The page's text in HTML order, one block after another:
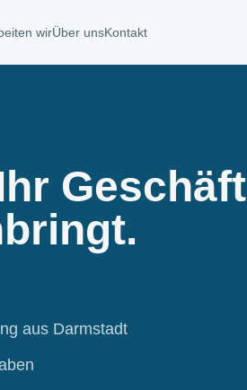
wirÜber unsKontakt
Geschäft
aus Darmstadt